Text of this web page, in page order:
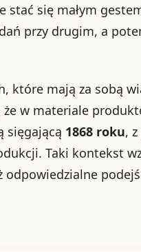
stać się małym
przy drugim, a
które mają za sobą
w materiale
sięgającą 1868 roku,
Taki kontekst
odpowiedzialne